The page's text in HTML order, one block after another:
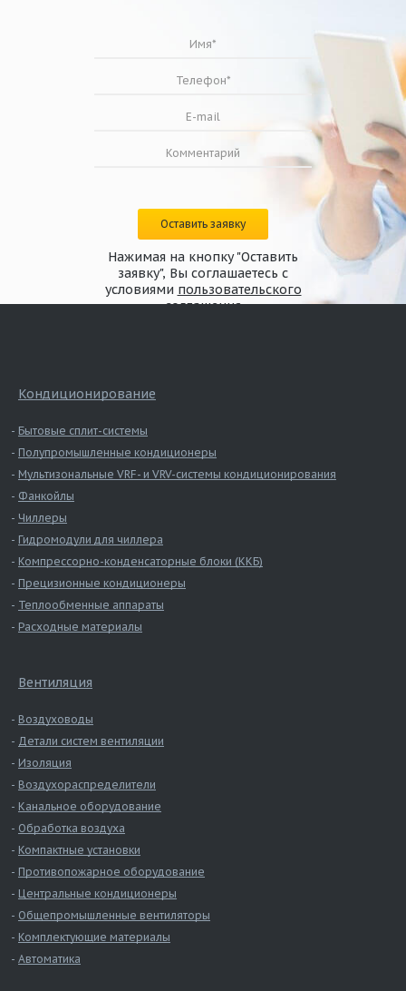
Схема конструкции дымового клапана
канального исполнения КЛАД-2 с
реверсивным/электромагнитным приводом
Оставить заявку
Нажимая на кнопку "Оставить
заявку", Вы соглашаетесь с
условиями пользовательского
соглашения
Кондиционирование
Бытовые сплит-системы
Полупромышленные кондиционеры
Мультизональные VRF- и VRV-системы кондиционирования
Фанкойлы
Чиллеры
Гидромодули для чиллера
Компрессорно-конденсаторные блоки (ККБ)
Прецизионные кондиционеры
Теплообменные аппараты
Расходные материалы
Вентиляция
Воздуховоды
Детали систем вентиляции
Изоляция
Воздухораспределители
Канальное оборудование
Обработка воздуха
Компактные установки
Противопожарное оборудование
Центральные кондиционеры
Общепромышленные вентиляторы
Комплектующие материалы
Автоматика